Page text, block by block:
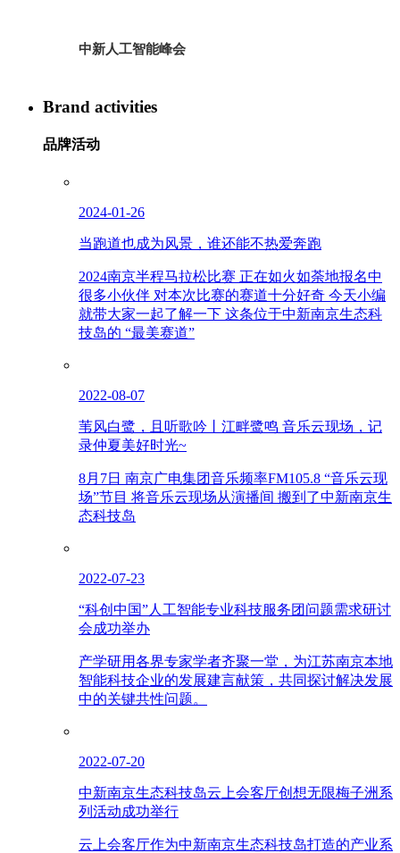
中新人工智能峰会
Brand activities
品牌活动
2024-01-26
当跑道也成为风景，谁还能不热爱奔跑
2024南京半程马拉松比赛 正在如火如荼地报名中
很多小伙伴 对本次比赛的赛道十分好奇 今天小编
就带大家一起了解一下 这条位于中新南京生态科
技岛的 “最美赛道”
2022-08-07
苇风白鹭，且听歌吟丨江畔鹭鸣 音乐云现场，记
录仲夏美好时光~
8月7日 南京广电集团音乐频率FM105.8 “音乐云现
场”节目 将音乐云现场从演播间 搬到了中新南京生
态科技岛
2022-07-23
“科创中国”人工智能专业科技服务团问题需求研讨
会成功举办
产学研用各界专家学者齐聚一堂，为江苏南京本地
智能科技企业的发展建言献策，共同探讨解决发展
中的关键共性问题。
2022-07-20
中新南京生态科技岛云上会客厅创想无限梅子洲系
列活动成功举行
云上会客厅作为中新南京生态科技岛打造的产业系